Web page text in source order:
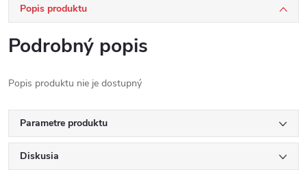
Popis produktu
Podrobný popis
Popis produktu nie je dostupný
Parametre produktu
Diskusia